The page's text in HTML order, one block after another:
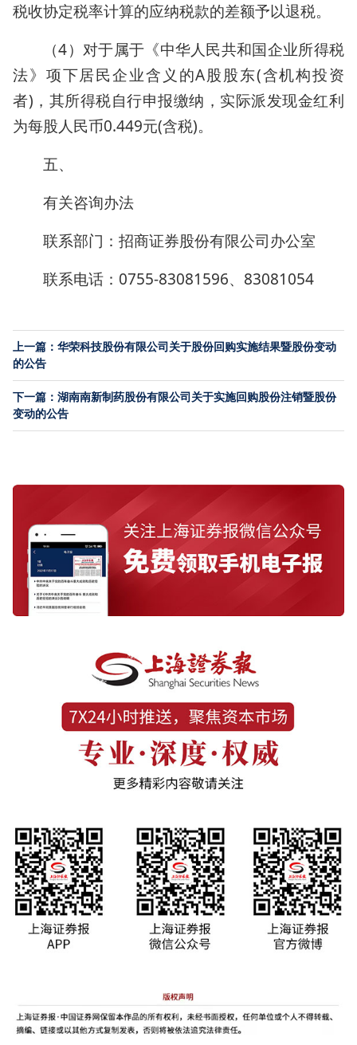
税收协定税率计算的应纳税款的差额予以退税。
（4）对于属于《中华人民共和国企业所得税
法》项下居民企业含义的A股股东(含机构投资
者)，其所得税自行申报缴纳，实际派发现金红利
为每股人民币0.449元(含税)。
五、
有关咨询办法
联系部门：招商证券股份有限公司办公室
联系电话：0755-83081596、83081054
上一篇：华荣科技股份有限公司关于股份回购实施结果暨股份变动
的公告
下一篇：湖南南新制药股份有限公司关于实施回购股份注销暨股份
变动的公告